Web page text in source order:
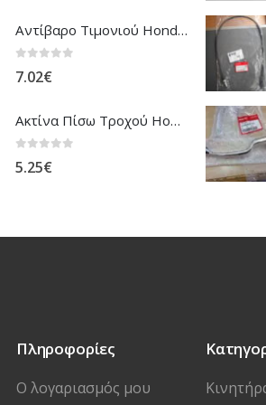
Αντίβαρο Τιμονιού Honda ANF-125 Innova
7.02€
Ακτίνα Πίσω Τροχού Honda XL-650V/600V Transalp
5.25€
Πληροφορίες
Ο λογαριασμός μου